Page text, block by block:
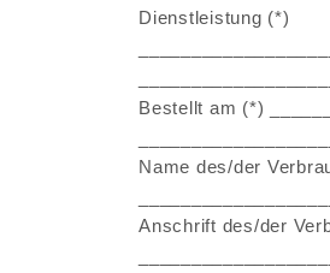
Dienstleistung (*)
Bestellt am (*)
Name des/der
Anschrift des/der